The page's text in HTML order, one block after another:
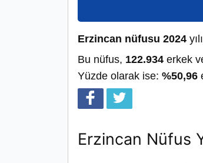
Erzincan nüfusu 2024
Bu nüfus, 122.934 erkek
Yüzde olarak ise: %50,96
Erzincan Nüfus